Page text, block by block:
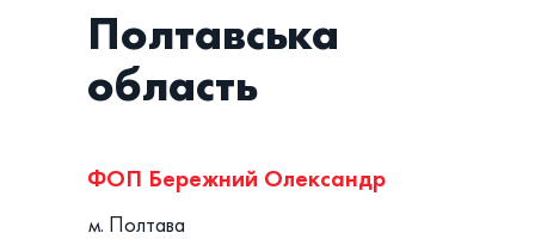
Полтавська
область
ФОП Бережний Олександр
м. Полтава